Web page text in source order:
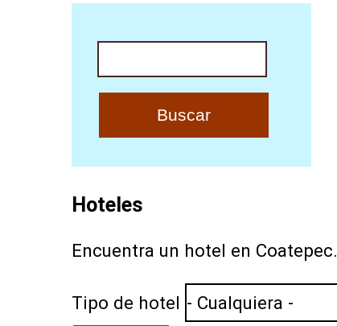
Buscar
Hoteles
Encuentra un hotel en Coatepec.
Tipo de hotel